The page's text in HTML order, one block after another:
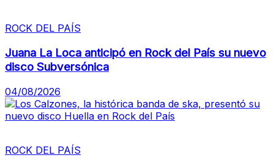
ROCK DEL PAÍS
Juana La Loca anticipó en Rock del País su nuevo
disco Subversónica
04/08/2026
ROCK DEL PAÍS